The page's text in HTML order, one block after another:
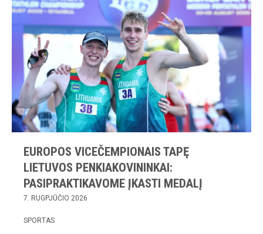
EUROPOS VICEČEMPIONAIS TAPĘ
LIETUVOS PENKIAKOVININKAI:
PASIPRAKTIKAVOME ĮKASTI MEDALĮ
7. RUGPJŪČIO 2026
SPORTAS